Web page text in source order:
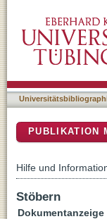
Nordischen
PUBLIKATION
Hilfe und
Stöbern
Dokumentanzeige